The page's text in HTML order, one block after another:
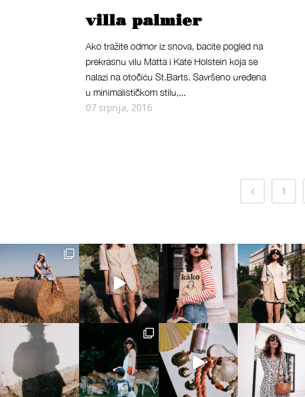
villa palmier
Ako tražite odmor iz snova, bacite pogled na
prekrasnu vilu Matta i Kate Holstein koja se
nalazi na otočiću St.Barts. Savršeno uređena
u minimalističkom stilu,...
07 srpnja, 2016
1